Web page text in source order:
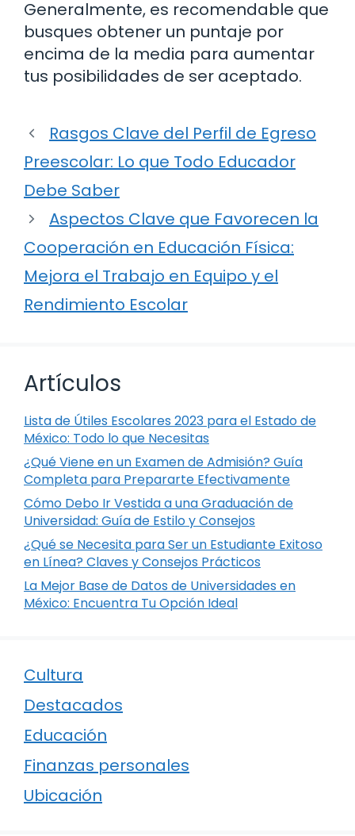
Generalmente, es recomendable que
busques obtener un puntaje por
encima de la media para aumentar
tus posibilidades de ser aceptado.
Rasgos Clave del Perfil de Egreso
Preescolar: Lo que Todo Educador
Debe Saber
Aspectos Clave que Favorecen la
Cooperación en Educación Física:
Mejora el Trabajo en Equipo y el
Rendimiento Escolar
Artículos
Lista de Útiles Escolares 2023 para el Estado de
México: Todo lo que Necesitas
¿Qué Viene en un Examen de Admisión? Guía
Completa para Prepararte Efectivamente
Cómo Debo Ir Vestida a una Graduación de
Universidad: Guía de Estilo y Consejos
¿Qué se Necesita para Ser un Estudiante Exitoso
en Línea? Claves y Consejos Prácticos
La Mejor Base de Datos de Universidades en
México: Encuentra Tu Opción Ideal
Cultura
Destacados
Educación
Finanzas personales
Ubicación